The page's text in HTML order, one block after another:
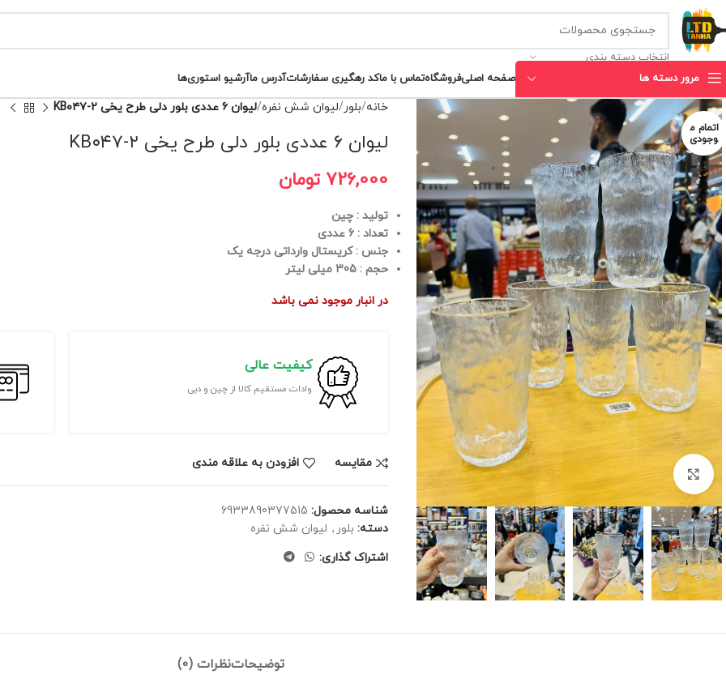
انتخاب دسته بندی
مرور دسته ها صفحه اصلیفروشگاهتماس با ماکد رهگیری سفارشاتآدرس ماآرشیو استوری‌ها
اتمام م
وجودی
برای بزرگنمایی کلیک کنید
خانه بلور لیوان شش نفره لیوان ۶ عددی بلور دلی طرح یخی KB۰۴۷-۲
لیوان ۶ عددی بلور دلی طرح یخی KB۰۴۷-۲
726,000 تومان
تولید : چین
تعداد : 6 عددی
جنس : کریستال وارداتی درجه یک
حجم : 305 میلی لیتر
در انبار موجود نمی باشد
کیفیت عالی
وادات مستقیم کالا از چین و دبی
مقايسه افزودن به علاقه مندی
شناسه محصول: 6933890377515
دسته: بلور , لیوان شش نفره
اشتراک گذاری:
توضیحاتنظرات (0)